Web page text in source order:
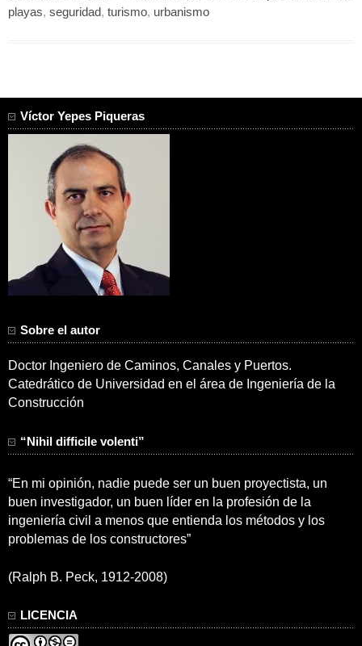
playas, seguridad, turismo, urbanismo
Víctor Yepes Piqueras
Sobre el autor
Doctor Ingeniero de Caminos, Canales y Puertos.
Catedrático de Universidad en el área de Ingeniería de la
Construcción
“Nihil difficile volenti”
“En mi opinión, nadie puede ser un buen proyectista, un
buen investigador, un buen líder en la profesión de la
ingeniería civil a menos que entienda los métodos y los
problemas de los constructores”
(Ralph B. Peck, 1912-2008)
LICENCIA